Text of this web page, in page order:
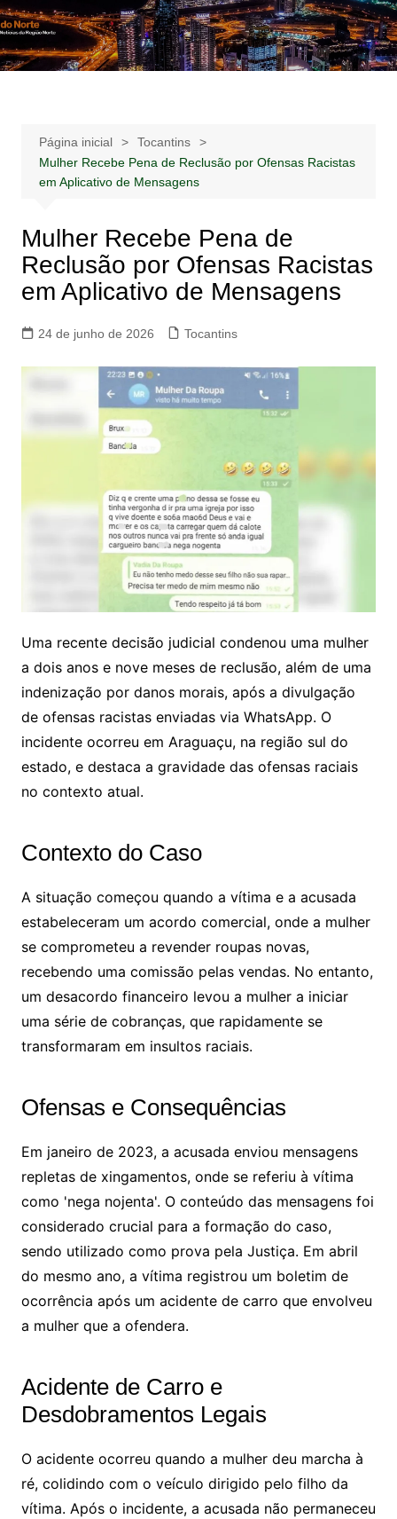
Ir
para
o
Notícias –
Publicidades –
Notícias – Publicidades – Anúncios
Página inicial
Tocantins
Mulher Recebe Pena de Reclusão por Ofensas Racistas
em Aplicativo de Mensagens
Mulher Recebe Pena de
Reclusão por Ofensas Racistas
em Aplicativo de Mensagens
24 de junho de 2026 Tocantins
Uma recente decisão judicial condenou uma mulher
a dois anos e nove meses de reclusão, além de uma
indenização por danos morais, após a divulgação
de ofensas racistas enviadas via WhatsApp. O
incidente ocorreu em Araguaçu, na região sul do
estado, e destaca a gravidade das ofensas raciais
no contexto atual.
Contexto do Caso
A situação começou quando a vítima e a acusada
estabeleceram um acordo comercial, onde a mulher
se comprometeu a revender roupas novas,
recebendo uma comissão pelas vendas. No entanto,
um desacordo financeiro levou a mulher a iniciar
uma série de cobranças, que rapidamente se
transformaram em insultos raciais.
Ofensas e Consequências
Em janeiro de 2023, a acusada enviou mensagens
repletas de xingamentos, onde se referiu à vítima
como 'nega nojenta'. O conteúdo das mensagens foi
considerado crucial para a formação do caso,
sendo utilizado como prova pela Justiça. Em abril
do mesmo ano, a vítima registrou um boletim de
ocorrência após um acidente de carro que envolveu
a mulher que a ofendera.
Acidente de Carro e
Desdobramentos Legais
O acidente ocorreu quando a mulher deu marcha à
ré, colidindo com o veículo dirigido pelo filho da
vítima. Após o incidente, a acusada não permaneceu